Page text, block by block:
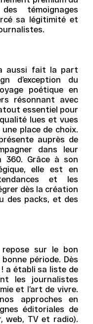
témoignages
sa légitimité et
aussi fait la part
d’exception du
poétique en
résonnant avec
essentiel pour
lues et vues
place de choix.
auprès de
dans leur
360. Grâce à son
elle est en
et les
dès la création
des packs, et des
repose sur le bon
période. Dès
! a établi sa liste de
les journalistes
et l’art de vivre.
approches en
éditoriales de
web, TV et radio).